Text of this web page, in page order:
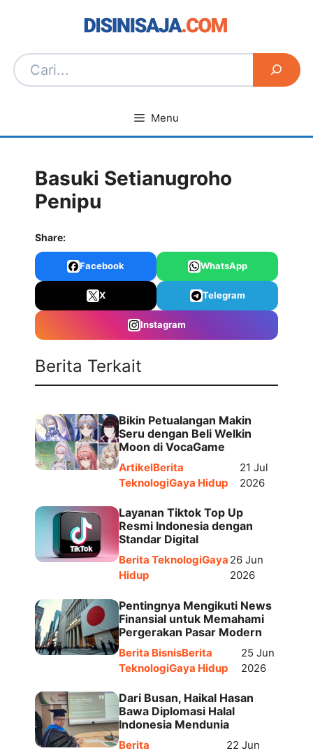
Menu
Basuki Setianugroho
Penipu
Share:
Facebook WhatsApp
X Telegram
Instagram
Berita Terkait
Bikin Petualangan Makin
Seru dengan Beli Welkin
Moon di VocaGame
ArtikelBerita
TeknologiGaya Hidup
21 Jul
2026
Layanan Tiktok Top Up
Resmi Indonesia dengan
Standar Digital
Berita TeknologiGaya
Hidup
26 Jun
2026
Pentingnya Mengikuti News
Finansial untuk Memahami
Pergerakan Pasar Modern
Berita BisnisBerita
TeknologiGaya Hidup
25 Jun
2026
Dari Busan, Haikal Hasan
Bawa Diplomasi Halal
Indonesia Mendunia
Berita
22 Jun